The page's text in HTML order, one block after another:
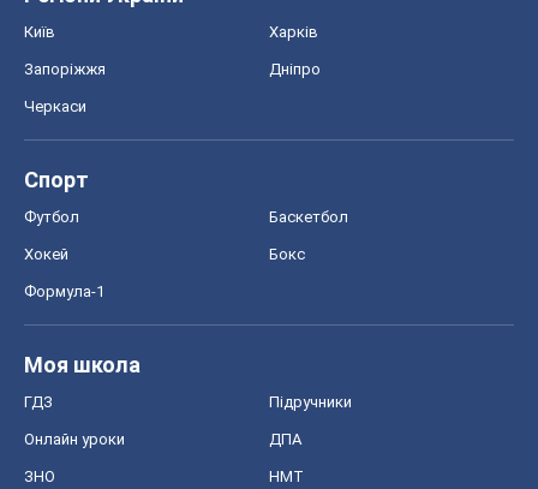
Київ Харків
Запоріжжя Дніпро
Черкаси
Спорт
Футбол Баскетбол
Хокей Бокс
Формула-1
Моя школа
ГДЗ Підручники
Онлайн уроки ДПА
ЗНО НМТ